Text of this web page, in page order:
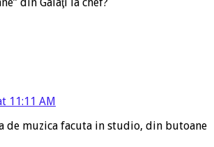
din Galaţi la chef?
11:11 AM
de muzica facuta in studio, din butoane